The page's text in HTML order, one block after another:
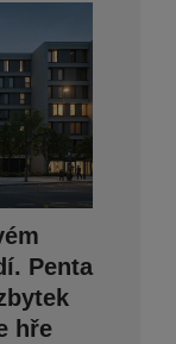
Penta
hře